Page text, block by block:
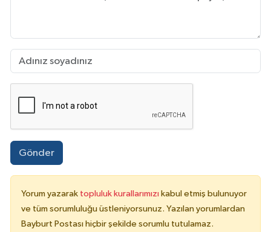
Gönder
Yorum yazarak topluluk kurallarımızı kabul etmiş bulunuyor
ve tüm sorumluluğu üstleniyorsunuz. Yazılan yorumlardan
Bayburt Postası hiçbir şekilde sorumlu tutulamaz.